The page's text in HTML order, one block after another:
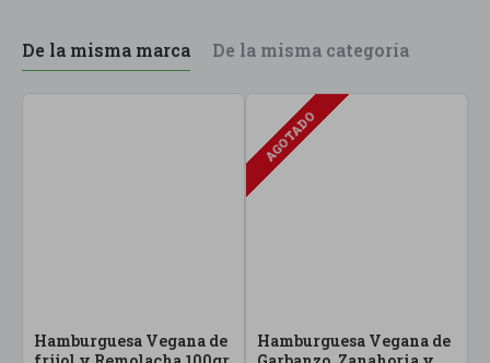
De la misma marca De la misma categoría
Hamburguesa Vegana de
AGOTADO
Hamburguesa Vegana de